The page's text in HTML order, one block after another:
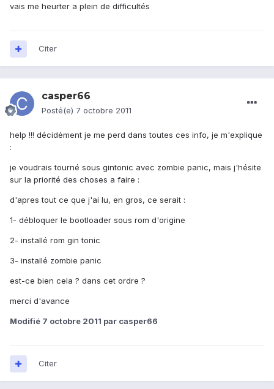
vais me heurter a plein de difficultés
Citer
casper66
Posté(e) 7 octobre 2011
help !!! décidément je me perd dans toutes ces info, je m'explique
:
je voudrais tourné sous gintonic avec zombie panic, mais j'hésite
sur la priorité des choses a faire :
d'apres tout ce que j'ai lu, en gros, ce serait :
1- débloquer le bootloader sous rom d'origine
2- installé rom gin tonic
3- installé zombie panic
est-ce bien cela ? dans cet ordre ?
merci d'avance
Modifié 7 octobre 2011 par casper66
Citer